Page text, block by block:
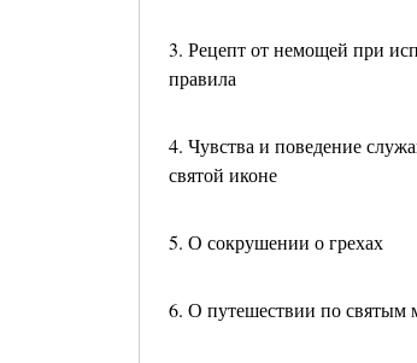
3. Рецепт от немощей при
правила
4. Чувства и поведение
святой иконе
5. О сокрушении о грехах
6. О путешествии по святым